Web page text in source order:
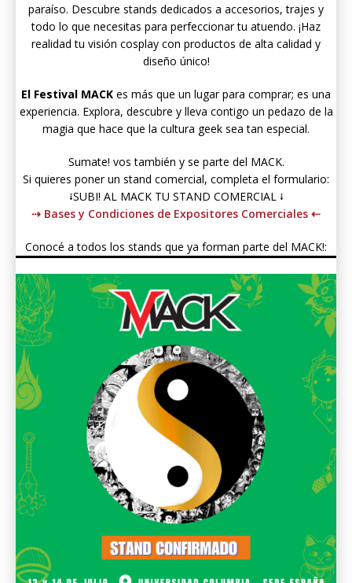
paraíso. Descubre stands dedicados a accesorios, trajes y
todo lo que necesitas para perfeccionar tu atuendo. ¡Haz
realidad tu visión cosplay con productos de alta calidad y
diseño único!
El Festival MACK es más que un lugar para comprar; es una
experiencia. Explora, descubre y lleva contigo un pedazo de la
magia que hace que la cultura geek sea tan especial.
Sumate! vos también y se parte del MACK.
Si quieres poner un stand comercial, completa el formulario:
⭭SUBI! AL MACK TU STAND COMERCIAL ⭭
⇢ Bases y Condiciones de Expositores Comerciales ⇠
Conocé a todos los stands que ya forman parte del MACK!: